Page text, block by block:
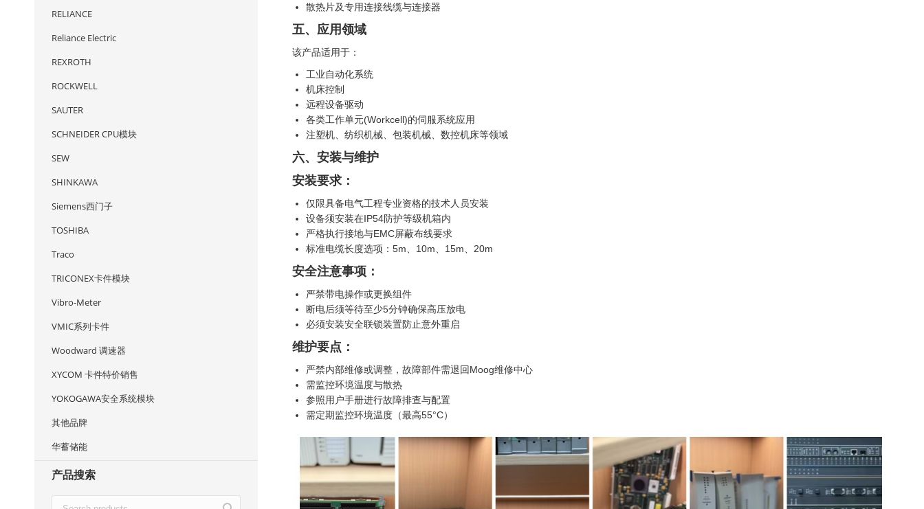
散热片及专用连接线缆与连接器
五、应用领域
该产品适用于：
工业自动化系统
机床控制
远程设备驱动
各类工作单元(Workcell)的伺服系统应用
注塑机、纺织机械、包装机械、数控机床等领域
六、安装与维护
安装要求：
仅限具备电气工程专业资格的技术人员安装
设备须安装在IP54防护等级机箱内
严格执行接地与EMC屏蔽布线要求
标准电缆长度选项：5m、10m、15m、20m
安全注意事项：
严禁带电操作或更换组件
断电后须等待至少5分钟确保高压放电
必须安装安全联锁装置防止意外重启
维护要点：
严禁内部维修或调整，故障部件需退回Moog维修中心
需监控环境温度与散热
参照用户手册进行故障排查与配置
需定期监控环境温度（最高55°C）
RELIANCE
Reliance Electric
REXROTH
ROCKWELL
SAUTER
SCHNEIDER CPU模块
SEW
SHINKAWA
Siemens西门子
TOSHIBA
Traco
TRICONEX卡件模块
Vibro-Meter
VMIC系列卡件
Woodward 调速器
XYCOM 卡件特价销售
YOKOGAWA安全系统模块
其他品牌
华蓄储能
产品搜索